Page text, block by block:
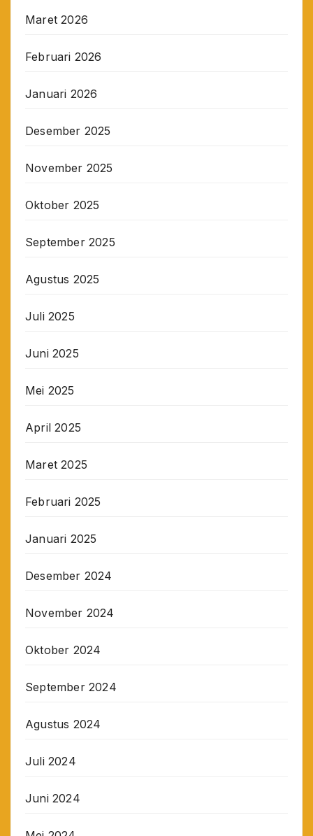
Maret 2026
Februari 2026
Januari 2026
Desember 2025
November 2025
Oktober 2025
September 2025
Agustus 2025
Juli 2025
Juni 2025
Mei 2025
April 2025
Maret 2025
Februari 2025
Januari 2025
Desember 2024
November 2024
Oktober 2024
September 2024
Agustus 2024
Juli 2024
Juni 2024